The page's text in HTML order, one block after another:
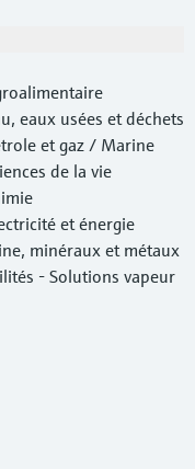
eaux usées et déchets
et gaz / Marine
de la vie
et énergie
minéraux et métaux
- Solutions vapeur